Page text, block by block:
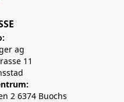
ag
11
2 6374 Buochs